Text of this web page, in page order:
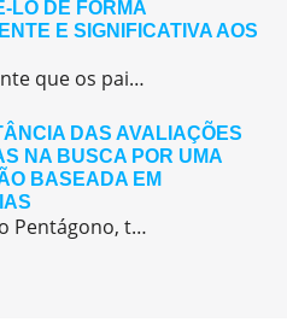
LO DE FORMA
E SIGNIFICATIVA AOS
É importante que os pais sejam sensíveis e atentos às emoções de seus filhos e que ofereçam um ambiente seguro e acolhedor para que eles consigam expressar seus sentimentos sem medo de serem julgados ou rejeitados.
DAS AVALIAÇÕES
NA BUSCA POR UMA
BASEADA EM
No Colégio Pentágono, temos buscado uma educação baseada em evidências. A área de dados chega para tornar a gestão escolar mais eficiente.